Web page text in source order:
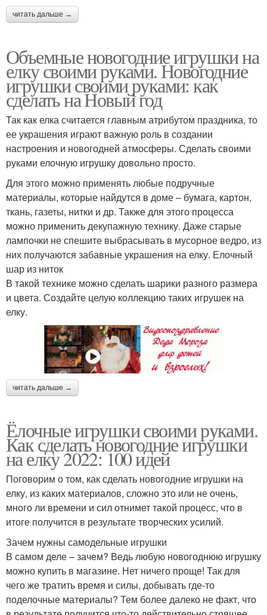
читать дальше →
Объемные новогодние игрушки на
елку своими руками. Новогодние
игрушки своими руками: как
сделать на Новый год
Так как елка считается главным атрибутом праздника, то
ее украшения играют важную роль в создании
настроения и новогодней атмосферы. Сделать своими
руками елочную игрушку довольно просто.
Для этого можно применять любые подручные
материалы, которые найдутся в доме – бумага, картон,
ткань, газеты, нитки и др. Также для этого процесса
можно применить декупажную технику. Даже старые
лампочки не спешите выбрасывать в мусорное ведро, из
них получаются забавные украшения на елку. Елочный
шар из ниток
В такой технике можно сделать шарики разного размера
и цвета. Создайте целую коллекцию таких игрушек на
елку.
читать дальше →
Ёлочные игрушки своими руками.
Как сделать новогодние игрушки
на елку 2022: 100 идей
Поговорим о том, как сделать новогодние игрушки на
елку, из каких материалов, сложно это или не очень,
много ли времени и сил отнимет такой процесс, что в
итоге получится в результате творческих усилий.
Зачем нужны самодельные игрушки
В самом деле – зачем? Ведь любую новогоднюю игрушку
можно купить в магазине. Нет ничего проще! Так для
чего же тратить время и силы, добывать где-то
поделочные материалы? Тем более далеко не факт, что